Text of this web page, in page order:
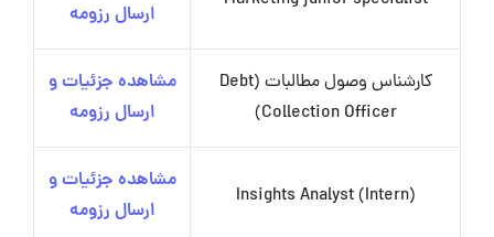
ارسال رزومه
کارشناس وصول مطالبات (Debt
Collection Officer)
مشاهده جزئیات و
ارسال رزومه
Insights Analyst (Intern)
مشاهده جزئیات و
ارسال رزومه